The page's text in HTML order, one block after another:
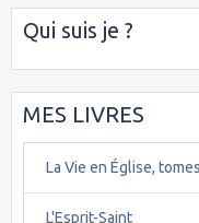
Qui suis je ?
MES LIVRES
La Vie en Église,
L'Esprit-Saint